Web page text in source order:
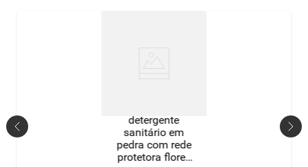
detergente
sanitário em
pedra com rede
protetora flores